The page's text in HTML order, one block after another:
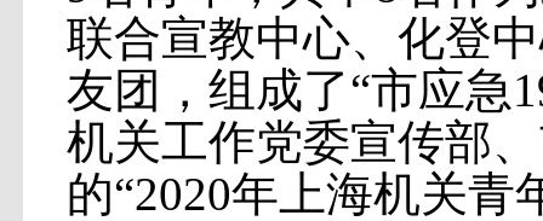
联合宣教中心、化登
友团，组成了“市应急
机关工作党委宣传部
的“2020年上海机关青